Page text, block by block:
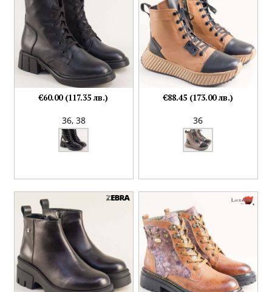
36, 38
€60.00 (117.35 лв.)
36
€88.45 (173.00 лв.)